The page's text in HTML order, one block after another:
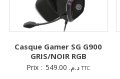
Casque Gamer SG G900
GRIS/NOIR RGB
Prix : د.م. TTC